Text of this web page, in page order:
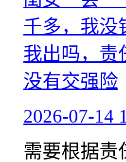
千多，我没
我出吗，责
没有交强险
2026-07-14
需要根据责